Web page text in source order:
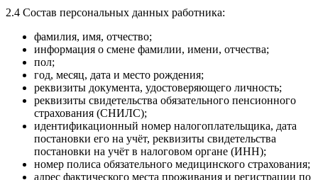
2.4 Состав персональных данных работника:
фамилия, имя, отчество;
информация о смене фамилии, имени, отчества;
пол;
год, месяц, дата и место рождения;
реквизиты документа, удостоверяющего личность;
реквизиты свидетельства обязательного пенсионного
страхования (СНИЛС);
идентификационный номер налогоплательщика, дата
постановки его на учёт, реквизиты свидетельства
постановки на учёт в налоговом органе (ИНН);
номер полиса обязательного медицинского страхования;
адрес фактического места проживания и регистрации по